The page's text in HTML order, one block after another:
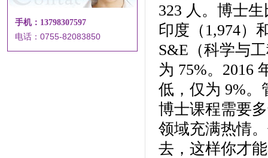
手机：13798307597
电话：0755-82083850
323 人。博士
印度（1,974）
S&E（科学与
为 75%。2016
低，仅为 9%。
博士课程需要
领域充满热情
去，这样你才